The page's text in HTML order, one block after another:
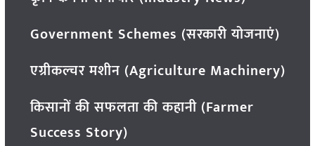
Government Schemes (सरकारी योजनाएं)
एग्रीकल्चर मशीन (Agriculture Machinery)
किसानों की सफलता की कहानी (Farmer
Success Story)